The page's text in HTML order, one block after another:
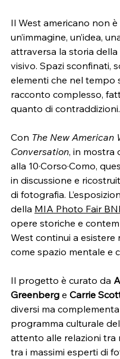
Il West americano non
un’immagine, un’idea,
attraversa la storia della
visivo. Spazi sconfinati,
elementi che nel tempo
racconto complesso,
quanto di contraddizioni.
Con The New American
Conversation, in mostra
alla 10·Corso·Como,
in discussione e
di fotografia.
della MIA Photo Fair
opere storiche e
West continui a esistere
come spazio mentale e
Il progetto è curato da
Greenberg e Carrie
diversi ma
programma culturale
attento alle relazioni tra
tra i massimi esperti di